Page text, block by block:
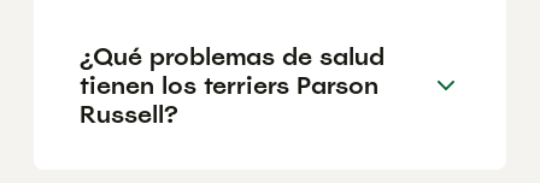
¿Qué problemas de salud
tienen los terriers Parson
Russell?